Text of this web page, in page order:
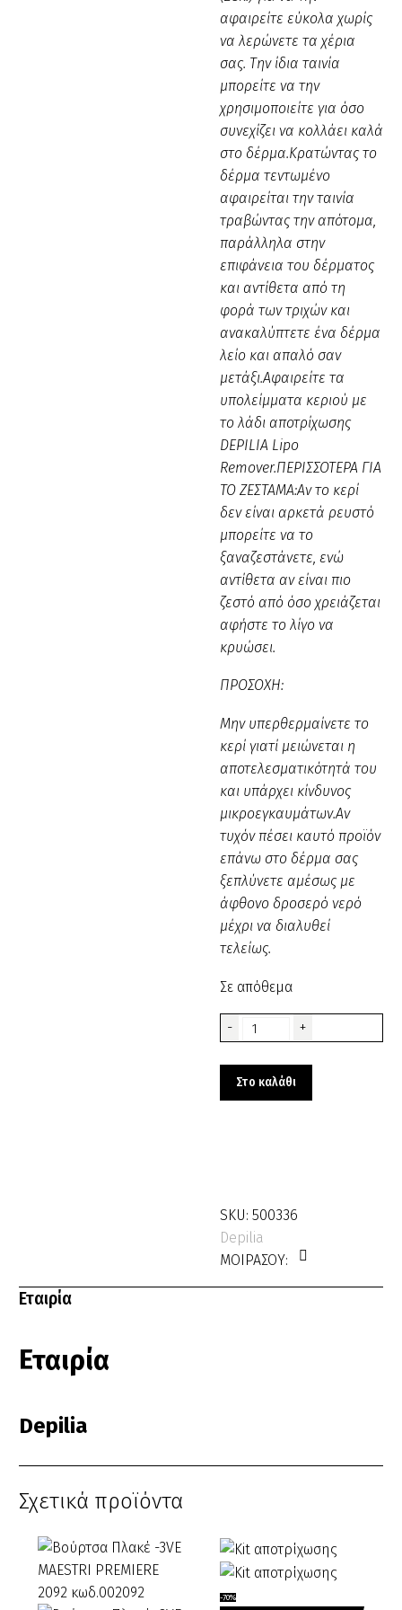
αφαιρείτε εύκολα χωρίς
να λερώνετε τα χέρια
σας. Την ίδια ταινία
μπορείτε να την
χρησιμοποιείτε για όσο
συνεχίζει να κολλάει καλά
στο δέρμα.Κρατώντας το
δέρμα τεντωμένο
αφαιρείται την ταινία
τραβώντας την απότομα,
παράλληλα στην
επιφάνεια του δέρματος
και αντίθετα από τη
φορά των τριχών και
ανακαλύπτετε ένα δέρμα
λείο και απαλό σαν
μετάξι.Αφαιρείτε τα
υπολείμματα κεριού με
το λάδι αποτρίχωσης
DEPILIA Lipo
Remover.ΠΕΡΙΣΣΟΤΕΡΑ ΓΙΑ
ΤΟ ΖΕΣΤΑΜΑ:Aν το κερί
δεν είναι αρκετά ρευστό
μπορείτε να το
ξαναζεστάνετε, ενώ
αντίθετα αν είναι πιο
ζεστό από όσο χρειάζεται
αφήστε το λίγο να
κρυώσει.
ΠΡΟΣΟΧΗ:
Μην υπερθερμαίνετε το
κερί γιατί μειώνεται η
αποτελεσματικότητά του
και υπάρχει κίνδυνος
μικροεγκαυμάτων.Αν
τυχόν πέσει καυτό προϊόν
επάνω στο δέρμα σας
ξεπλύνετε αμέσως με
άφθονο δροσερό νερό
μέχρι να διαλυθεί
τελείως.
Σε απόθεμα
-
Κερί
American
+
Στο καλάθι
SKU: 500336
Depilia
ΜΟΙΡΑΣΟΥ:
Εταιρία
Εταιρία
Depilia
Σχετικά προϊόντα
Kit
-70%